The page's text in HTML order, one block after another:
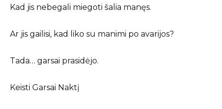
Kad jis nebegali miegoti šalia manęs.
Ar jis gailisi, kad liko su manimi po avarijos?
Tada… garsai prasidėjo.
Keisti Garsai Naktį